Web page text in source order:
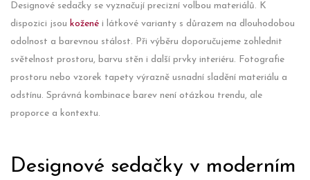
Designové sedačky se vyznačují precizní volbou materiálů. K
dispozici jsou kožené i látkové varianty s důrazem na dlouhodobou
odolnost a barevnou stálost. Při výběru doporučujeme zohlednit
světelnost prostoru, barvu stěn i další prvky interiéru. Fotografie
prostoru nebo vzorek tapety výrazně usnadní sladění materiálu a
odstínu. Správná kombinace barev není otázkou trendu, ale
proporce a kontextu.
Designové sedačky v moderním